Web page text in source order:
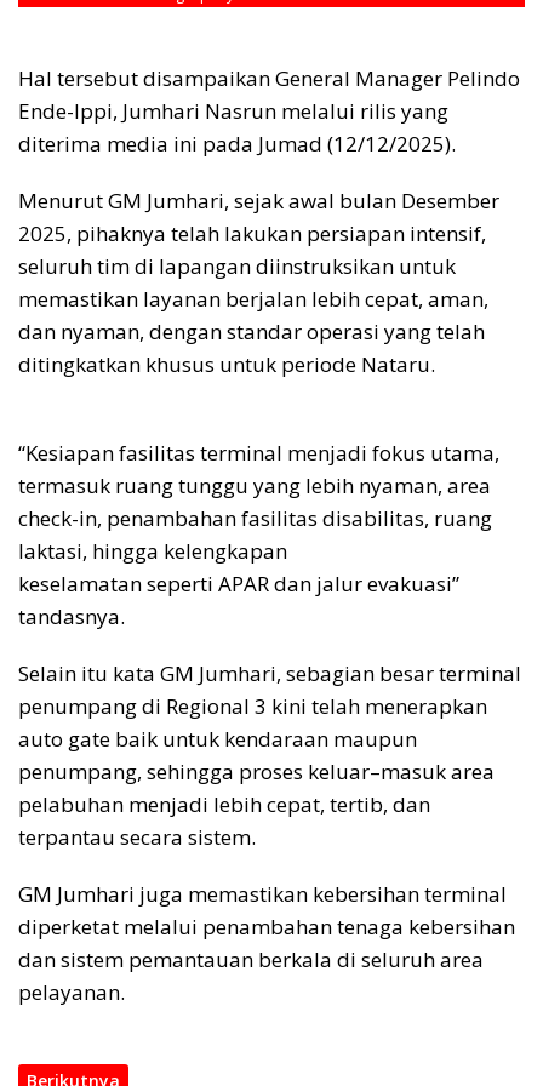
Hal tersebut disampaikan General Manager Pelindo
Ende-Ippi, Jumhari Nasrun melalui rilis yang
diterima media ini pada Jumad (12/12/2025).
Menurut GM Jumhari, sejak awal bulan Desember
2025, pihaknya telah lakukan persiapan intensif,
seluruh tim di lapangan diinstruksikan untuk
memastikan layanan berjalan lebih cepat, aman,
dan nyaman, dengan standar operasi yang telah
ditingkatkan khusus untuk periode Nataru.
“Kesiapan fasilitas terminal menjadi fokus utama,
termasuk ruang tunggu yang lebih nyaman, area
check-in, penambahan fasilitas disabilitas, ruang
laktasi, hingga kelengkapan
keselamatan seperti APAR dan jalur evakuasi”
tandasnya.
Selain itu kata GM Jumhari, sebagian besar terminal
penumpang di Regional 3 kini telah menerapkan
auto gate baik untuk kendaraan maupun
penumpang, sehingga proses keluar–masuk area
pelabuhan menjadi lebih cepat, tertib, dan
terpantau secara sistem.
GM Jumhari juga memastikan kebersihan terminal
diperketat melalui penambahan tenaga kebersihan
dan sistem pemantauan berkala di seluruh area
pelayanan.
Berikutnya